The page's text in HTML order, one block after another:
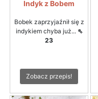
Indyk z Bobem
Bobek zaprzyjaźnił się z
indykiem chyba już... ⇖
23
Zobacz przepis!